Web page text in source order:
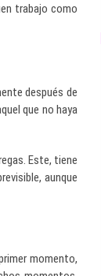
trabajo como
después de
que no haya
Este, tiene
aunque
momento,